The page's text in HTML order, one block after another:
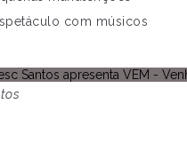
com músicos